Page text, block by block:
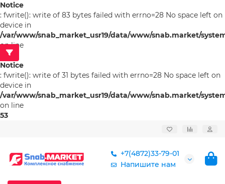
Notice
: fwrite(): write of 83 bytes failed with errno=28 No space left on
device in
/var/www/snab_market_usr19/data/www/snab.market/
on line
53
Notice
: fwrite(): write of 31 bytes failed with errno=28 No space left on
device in
/var/www/snab_market_usr19/data/www/snab.market/
on line
53
+7(4872)33-79-01
Напишите нам